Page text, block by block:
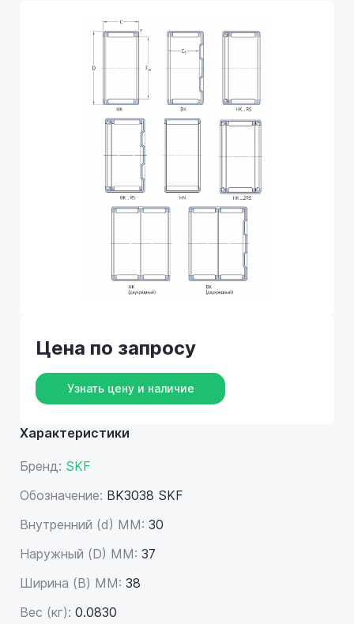
Характеристики
Бренд: SKF
Обозначение: BK3038 SKF
Внутренний (d) ММ: 30
Наружный (D) ММ: 37
Ширина (B) MM: 38
Вес (кг): 0.0830
Цена по запросу
Узнать цену и наличие